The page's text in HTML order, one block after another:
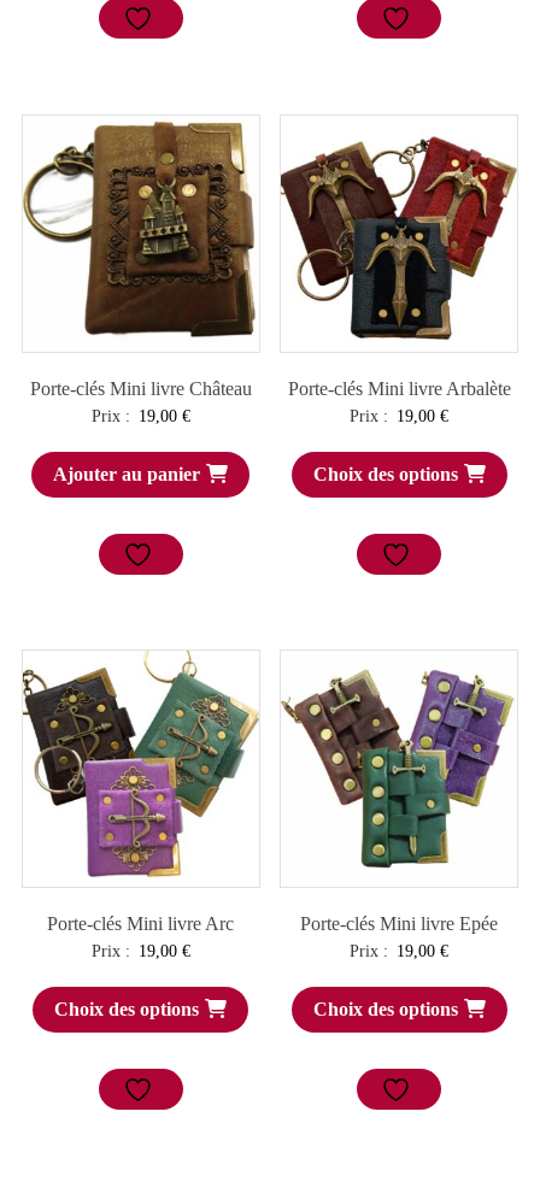
Porte-clés Mini livre Château
Prix : 19,00 €
Ajouter au panier
Porte-clés Mini livre Arbalète
Prix : 19,00€
Choix des options
Porte-clés Mini livre Arc
Prix : 19,00 €
Choix des options
Porte-clés Mini livre Epée
Prix : 19,00€
Choix des options